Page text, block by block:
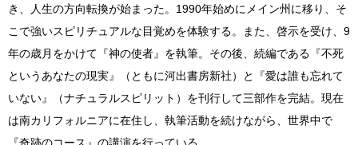
き、人生の方向転換が始まった。1990年始めにメイン州に移り、そ
こで強いスピリチュアルな目覚めを体験する。また、啓示を受け、9
年の歳月をかけて『神の使者』を執筆。その後、続編である『不死
というあなたの現実』（ともに河出書房新社）と『愛は誰も忘れて
いない』（ナチュラルスピリット）を刊行して三部作を完結。現在
は南カリフォルニアに在住し、執筆活動を続けながら、世界中で